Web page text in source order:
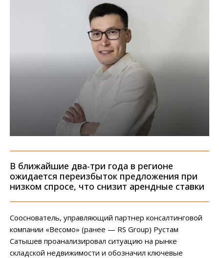
В ближайшие два-три года в регионе
ожидается переизбыток предложения при
низком спросе, что снизит арендные ставки
Сооснователь, управляющий партнер консалтинговой
компании «Весомо» (ранее — RS Group) Рустам
Сатышев проанализировал ситуацию на рынке
складской недвижимости и обозначил ключевые